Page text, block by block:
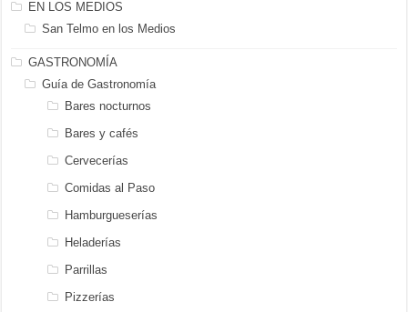
EN LOS MEDIOS
San Telmo en los Medios
GASTRONOMÍA
Guía de Gastronomía
Bares nocturnos
Bares y cafés
Cervecerías
Comidas al Paso
Hamburgueserías
Heladerías
Parrillas
Pizzerías